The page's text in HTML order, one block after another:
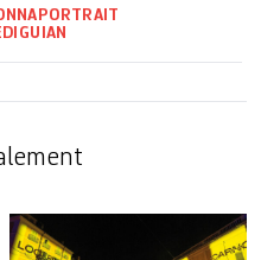
PORTRAIT